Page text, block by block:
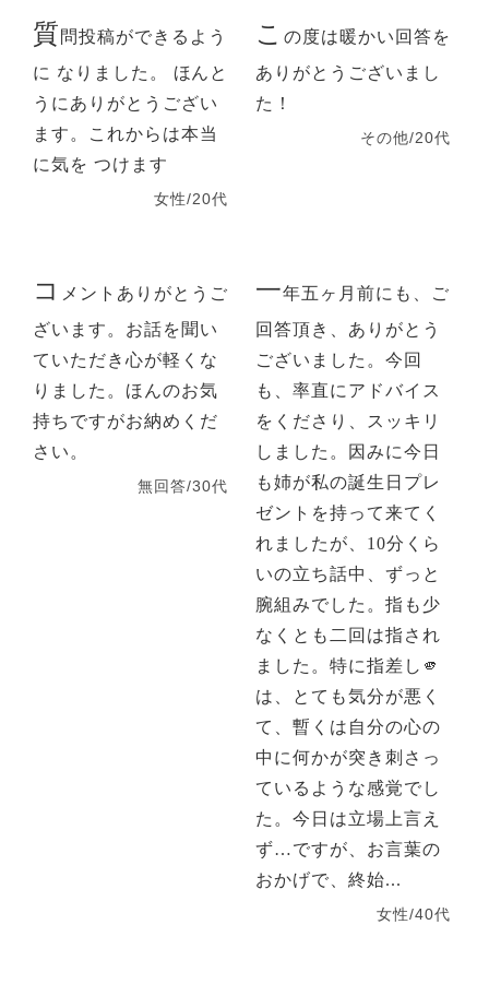
質 問投稿ができるよう
に なりました。 ほんと
うにありがとうござい
ます。これからは本当
に気を つけます
女性/20代
こ の度は暖かい回答を
ありがとうございまし
た！
その他/20代
コ メントありがとうご
ざいます。お話を聞い
ていただき心が軽くな
りました。ほんのお気
持ちですがお納めくだ
さい。
無回答/30代
一年五ヶ月前にも、ご
回答頂き、ありがとう
ございました。今回
も、率直にアドバイス
をくださり、スッキリ
しました。因みに今日
も姉が私の誕生日プレ
ゼントを持って来てく
れましたが、10分くら
いの立ち話中、ずっと
腕組みでした。指も少
なくとも二回は指され
ました。特に指差し🫵
は、とても気分が悪く
て、暫くは自分の心の
中に何かが突き刺さっ
ているような感覚でし
た。今日は立場上言え
ず…ですが、お言葉の
おかげで、終始...
女性/40代